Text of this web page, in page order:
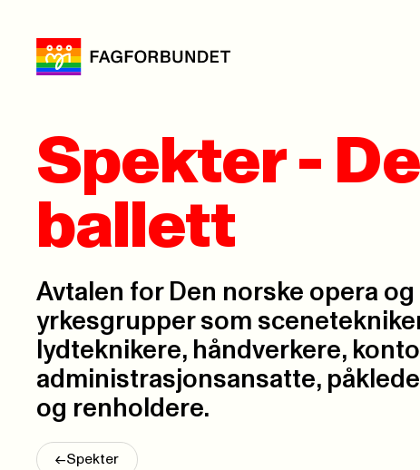
Spekter -
ballett
Avtalen for Den norske opera
yrkesgrupper som
lydteknikere, håndverkere,
administrasjonsansatte,
og renholdere.
<-Spekter